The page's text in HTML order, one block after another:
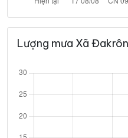
Lượng mưa Xã